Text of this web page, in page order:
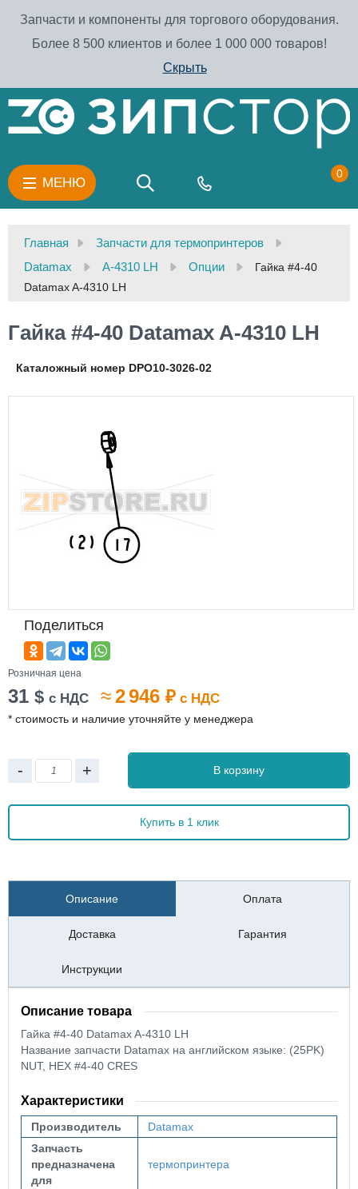
Запчасти и компоненты для торгового оборудования.
Более 8 500 клиентов и более 1 000 000 товаров!
Скрыть
МЕНЮ
0
Главная
Запчасти для термопринтеров
Datamax
A-4310 LH Опции
Гайка #4-40
Datamax A-4310 LH
Гайка #4-40 Datamax A-4310 LH
Каталожный номер DPO10-3026-02
Поделиться
Розничная цена
31 $ с НДС ≈2 946 ₽ с НДС
* стоимость и наличие уточняйте у менеджера
- + В корзину
Купить в 1 клик
Описание Оплата
Доставка Гарантия
Инструкции
Описание товара
Гайка #4-40 Datamax A-4310 LH
Название запчасти Datamax на английском языке: (25PK)
NUT, HEX #4-40 CRES
Характеристики
Производитель
Datamax
Запчасть
предназначена
для
термопринтера